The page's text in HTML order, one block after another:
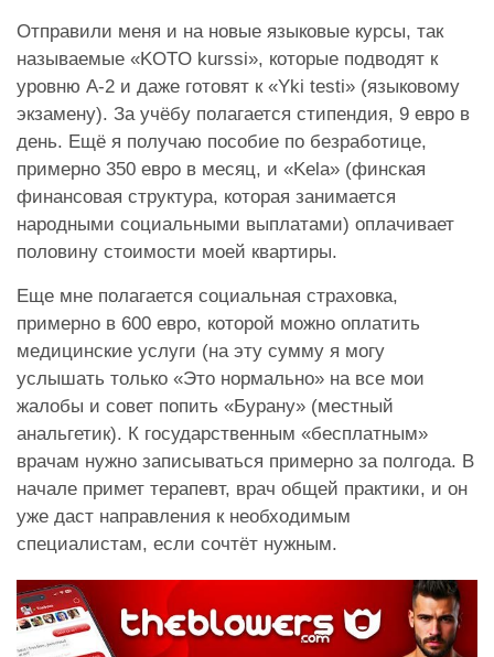
Отправили меня и на новые языковые курсы, так
называемые «KOTO kurssi», которые подводят к
уровню А-2 и даже готовят к «Yki testi» (языковому
экзамену). За учёбу полагается стипендия, 9 евро в
день. Ещё я получаю пособие по безработице,
примерно 350 евро в месяц, и «Kela» (финская
финансовая структура, которая занимается
народными социальными выплатами) оплачивает
половину стоимости моей квартиры.
Еще мне полагается социальная страховка,
примерно в 600 евро, которой можно оплатить
медицинские услуги (на эту сумму я могу
услышать только «Это нормально» на все мои
жалобы и совет попить «Бурану» (местный
анальгетик). К государственным «бесплатным»
врачам нужно записываться примерно за полгода. В
начале примет терапевт, врач общей практики, и он
уже даст направления к необходимым
специалистам, если сочтёт нужным.